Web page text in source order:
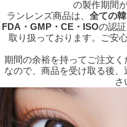
の製作期間
ランレンズ商品は、 全ての
FDA・GMP・CE・ISOの認
取り扱っております。ご安
期間の余裕を持ってご注文く
なので、商品を受け取る後
さ